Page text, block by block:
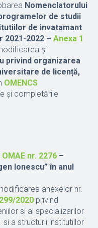
Nomenclatorului
de studii
de invatamant
2021-2022 – Anexa 1
și
privind organizarea
de licență,
OMENCS
și completările
nr. 2276–
Ionescu” în anul
anexelor nr.
2020privind
si al specializarilor
a structurii institutiilor